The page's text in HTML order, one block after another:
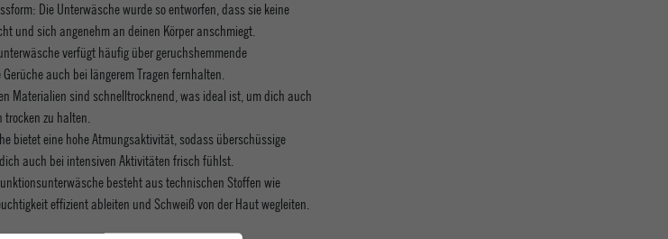
Die Unterwäsche wurde so entworfen, dass sie keine
und sich angenehm an deinen Körper anschmiegt.
verfügt häufig über geruchshemmende
auch bei längerem Tragen fernhalten.
Materialien sind schnelltrocknend, was ideal ist, um dich auch
trocken zu halten.
bietet eine hohe Atmungsaktivität, sodass überschüssige
auch bei intensiven Aktivitäten frisch fühlst.
besteht aus technischen Stoffen wie
effizient ableiten und Schweiß von der Haut wegleiten.